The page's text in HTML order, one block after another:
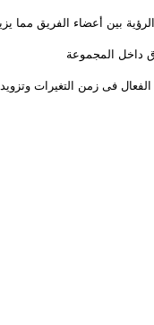
بين أعضاء الفريق مما
داخل المجموعة
فى زمن التغيرات